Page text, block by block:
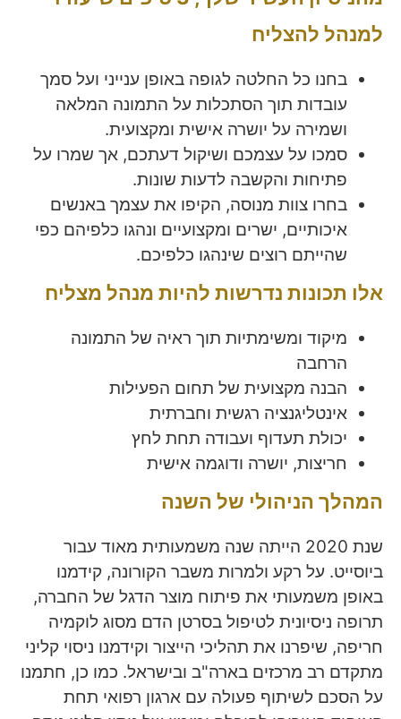
למנהל להצליח
בחנו כל החלטה לגופה באופן ענייני ועל סמך
עובדות תוך הסתכלות על התמונה המלאה
ושמירה על יושרה אישית ומקצועית.
סמכו על עצמכם ושיקול דעתכם, אך שמרו על
פתיחות והקשבה לדעות שונות.
בחרו צוות מנוסה, הקיפו את עצמך באנשים
איכותיים, ישרים ומקצועיים ונהגו כלפיהם כפי
שהייתם רוצים שינהגו כלפיכם.
אלו תכונות נדרשות להיות מנהל מצליח
מיקוד ומשימתיות תוך ראיה של התמונה
הרחבה
הבנה מקצועית של תחום הפעילות
אינטליגנציה רגשית וחברתית
יכולת תעדוף ועבודה תחת לחץ
חריצות, יושרה ודוגמה אישית
המהלך הניהולי של השנה
שנת 2020 הייתה שנה משמעותית מאוד עבור
ביוסייט. על רקע ולמרות משבר הקורונה, קידמנו
באופן משמעותי את פיתוח מוצר הדגל של החברה,
תרופה ניסיונית לטיפול בסרטן הדם מסוג לוקמיה
חריפה, שיפרנו את תהליכי הייצור וקידמנו ניסוי קליני
מתקדם רב מרכזים בארה"ב ובישראל. כמו כן, חתמנו
על הסכם לשיתוף פעולה עם ארגון רפואי תחת